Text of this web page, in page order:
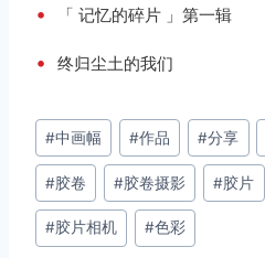
• 「 记忆的碎片 」第一辑
• 终归尘土的我们
文
章
标
签：
#中画幅 #作品 #分享
#胶卷 #胶卷摄影 #胶片
#胶片相机 #色彩